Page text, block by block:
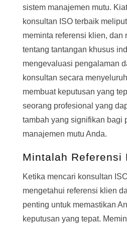
sistem manajemen mutu.
konsultan ISO terbaik
meminta referensi klien, dan
tentang tantangan khusus
mengevaluasi pengalaman
konsultan secara
membuat keputusan yang
seorang profesional yang
tambah yang signifikan bagi
manajemen mutu Anda.
Mintalah Referensi
Ketika mencari konsultan
mengetahui referensi klien
penting untuk memastikan
keputusan yang tepat.